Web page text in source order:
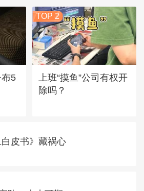
5
TOP 2
上班“摸鱼”公司有权开
除吗？
皮书》藏祸心